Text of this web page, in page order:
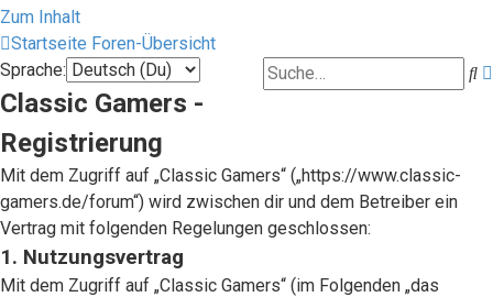
Zum Inhalt
Startseite Foren-Übersicht
Sprache:
Classic Gamers -
Registrierung
Mit dem Zugriff auf „Classic Gamers“ („https://www.classic-
gamers.de/forum“) wird zwischen dir und dem Betreiber ein
Vertrag mit folgenden Regelungen geschlossen:
1. Nutzungsvertrag
Mit dem Zugriff auf „Classic Gamers“ (im Folgenden „das